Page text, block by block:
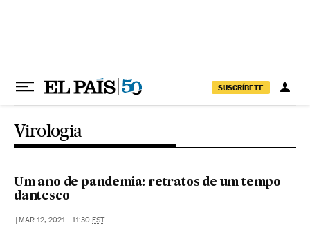
SUSCRÍBETE
Virologia
Um ano de pandemia: retratos de um tempo
dantesco
| MAR 12, 2021 - 11:30 EST